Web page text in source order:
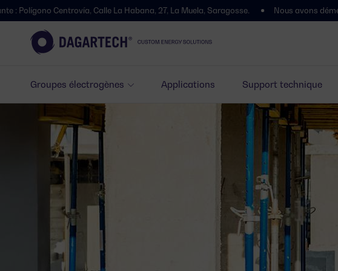
Groupes électrogènes Applications Support technique
Calle La Habana, 27, La Muela, Saragosse. Nous avons déménagé ! Vous nous